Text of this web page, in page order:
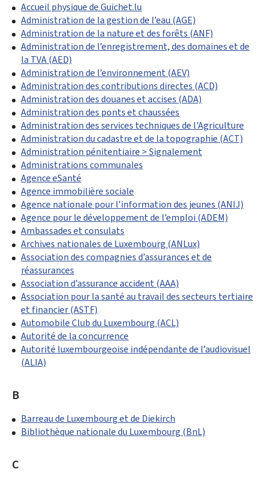
Accueil physique de Guichet.lu
Administration de la gestion de l’eau (AGE)
Administration de la nature et des forêts (ANF)
Administration de l’enregistrement, des domaines et de
la TVA (AED)
Administration de l’environnement (AEV)
Administration des contributions directes (ACD)
Administration des douanes et accises (ADA)
Administration des ponts et chaussées
Administration des services techniques de l'Agriculture
Administration du cadastre et de la topographie (ACT)
Administration pénitentiaire > Signalement
Administrations communales
Agence eSanté
Agence immobilière sociale
Agence nationale pour l’information des jeunes (ANIJ)
Agence pour le développement de l’emploi (ADEM)
Ambassades et consulats
Archives nationales de Luxembourg (ANLux)
Association des compagnies d’assurances et de
réassurances
Association d’assurance accident (AAA)
Association pour la santé au travail des secteurs tertiaire
et financier (ASTF)
Automobile Club du Luxembourg (ACL)
Autorité de la concurrence
Autorité luxembourgeoise indépendante de l’audiovisuel
(ALIA)
B
Barreau de Luxembourg et de Diekirch
Bibliothèque nationale du Luxembourg (BnL)
C